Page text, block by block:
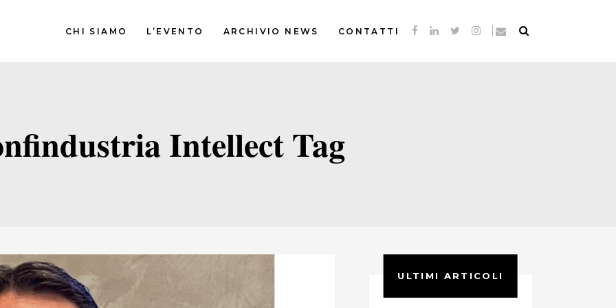
CHI SIAMO L’EVENTO ARCHIVIO NEWS CONTATTI
Intellect Tag
ULTIMI ARTICOLI